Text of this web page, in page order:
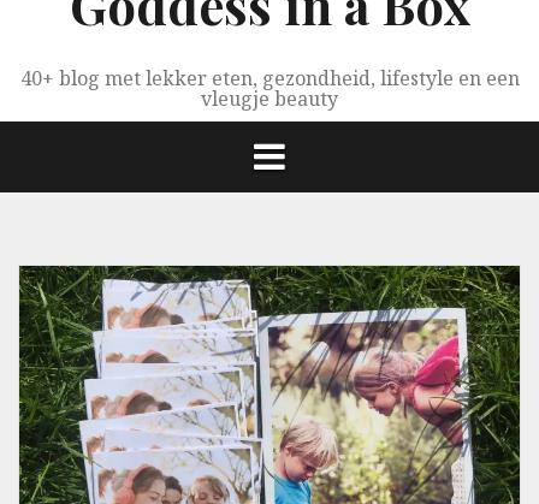
40+ blog met lekker eten, gezondheid, lifestyle en een
vleugje beauty